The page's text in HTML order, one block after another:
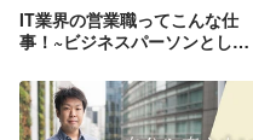
IT業界の営業職ってこんな仕
事！~ビジネスパーソンとして